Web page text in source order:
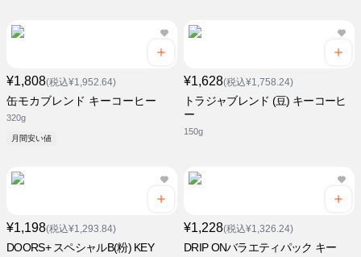
¥1,808(税込¥1,952.64)
缶モカブレンド キーコーヒー
320g
月間安い値
¥1,628(税込¥1,758.24)
トラジャブレンド (豆) キーコーヒ
ー
150g
¥1,198(税込¥1,293.84)
DOORS+ スペシャルB(粉) KEY
¥1,228(税込¥1,326.24)
DRIP ONバラエティパック キー